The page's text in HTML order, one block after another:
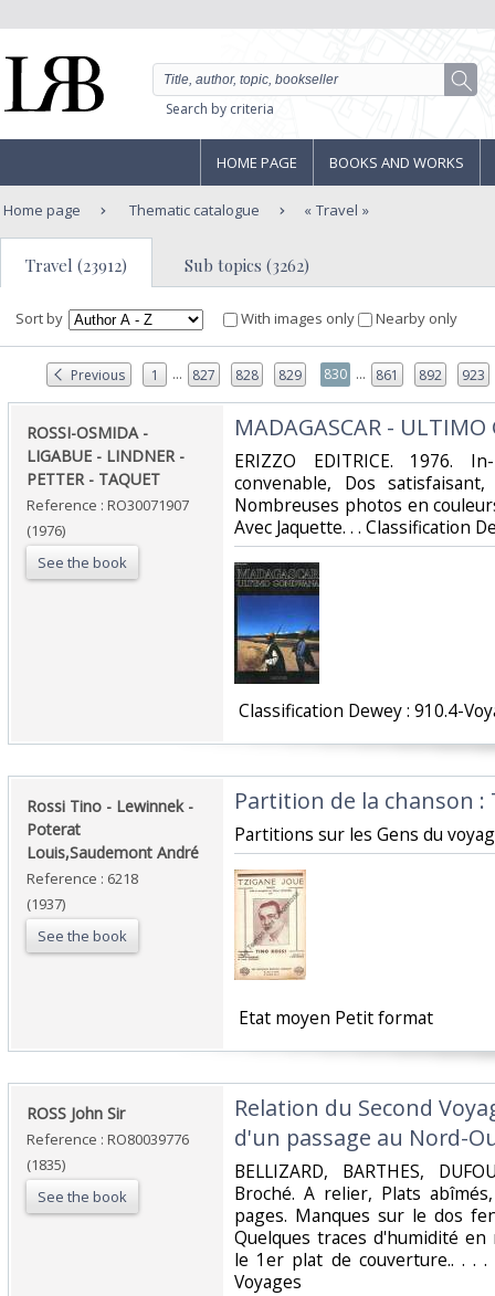
Search by criteria
HOME PAGE BOOKS AND WORKS
Home page Thematic catalogue Travel
Travel (23912) Sub topics (3262)
Sort by With images only Nearby only
Previous 1 ... 827 828 829 830 ... 861 892 923
‎ROSSI-OSMIDA -
LIGABUE - LINDNER -
PETTER - TAQUET‎
Reference : RO30071907
(1976)
See the book
‎MADAGASCAR -
‎ERIZZO EDITRICE. 1976.
convenable, Dos
Nombreuses photos en
Avec Jaquette. . . Classification
Classification Dewey : 910.4-
‎Rossi Tino - Lewinnek -
Poterat
Louis,Saudemont André‎
Reference : 6218
(1937)
See the book
‎Partition de la chanson :
‎Partitions sur les Gens du
‎ Etat moyen Petit format ‎
‎ROSS John Sir‎
Reference : RO80039776
(1835)
See the book
‎Relation du Second
d'un passage au Nord-
‎BELLIZARD, BARTHES,
Broché. A relier, Plats
pages. Manques sur le dos
Quelques traces d'humidité
le 1er plat de couverture.. . . .
Voyages‎